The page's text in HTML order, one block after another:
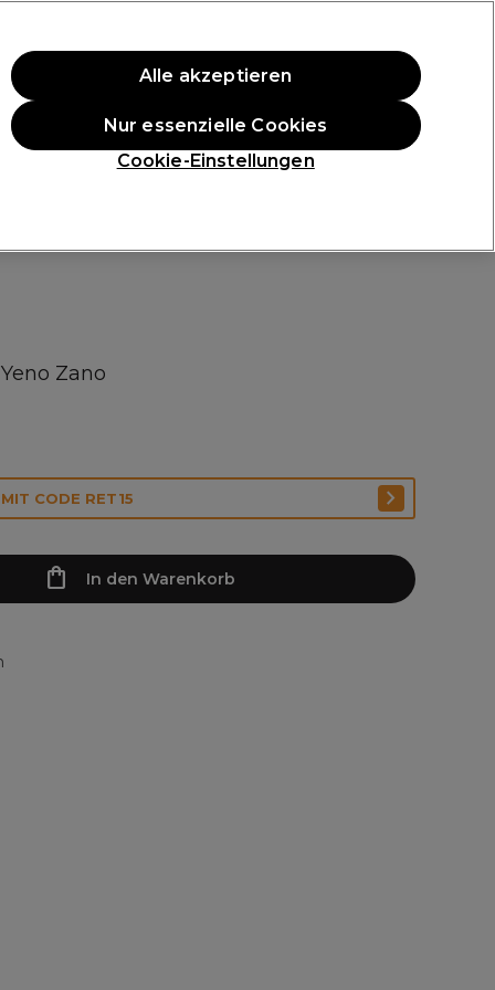
Anmelden
Die Professional Preise Vegane Produkte
Gratis Lieferung ab 40 €
Zano
CODE RET15
In den Warenkorb
Cookie-Einstellungen
Nur essenzielle Cookies
Alle akzeptieren